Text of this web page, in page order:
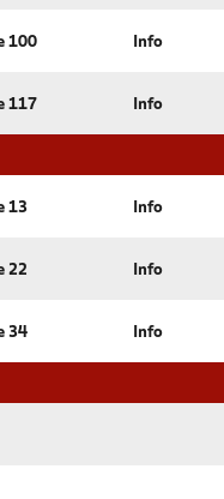
100 Info
117 Info
13 Info
22 Info
34 Info